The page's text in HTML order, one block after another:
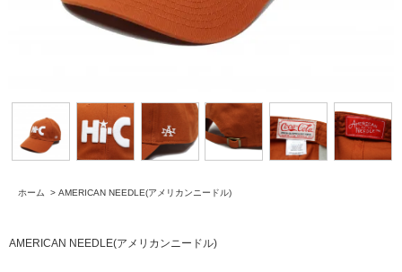
ホーム > AMERICAN NEEDLE(アメリカンニードル)
AMERICAN NEEDLE(アメリカンニードル)